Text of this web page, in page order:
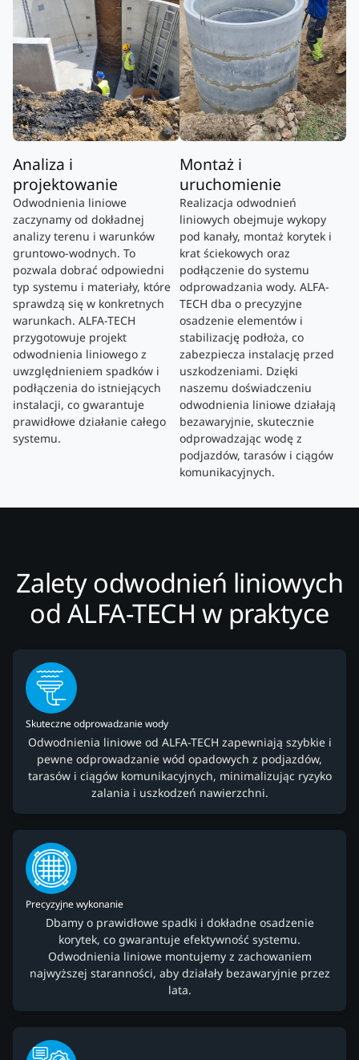
Analiza i
projektowanie
Odwodnienia liniowe
zaczynamy od dokładnej
analizy terenu i warunków
gruntowo-wodnych. To
pozwala dobrać odpowiedni
typ systemu i materiały, które
sprawdzą się w konkretnych
warunkach. ALFA-TECH
przygotowuje projekt
odwodnienia liniowego z
uwzględnieniem spadków i
podłączenia do istniejących
instalacji, co gwarantuje
prawidłowe działanie całego
systemu.
Montaż i
uruchomienie
Realizacja odwodnień
liniowych obejmuje wykopy
pod kanały, montaż korytek i
krat ściekowych oraz
podłączenie do systemu
odprowadzania wody. ALFA-
TECH dba o precyzyjne
osadzenie elementów i
stabilizację podłoża, co
zabezpiecza instalację przed
uszkodzeniami. Dzięki
naszemu doświadczeniu
odwodnienia liniowe działają
bezawaryjnie, skutecznie
odprowadzając wodę z
podjazdów, tarasów i ciągów
komunikacyjnych.
Zalety odwodnień liniowych
od ALFA-TECH w praktyce
Skuteczne odprowadzanie wody
Odwodnienia liniowe od ALFA-TECH zapewniają szybkie i
pewne odprowadzanie wód opadowych z podjazdów,
tarasów i ciągów komunikacyjnych, minimalizując ryzyko
zalania i uszkodzeń nawierzchni.
Precyzyjne wykonanie
Dbamy o prawidłowe spadki i dokładne osadzenie
korytek, co gwarantuje efektywność systemu.
Odwodnienia liniowe montujemy z zachowaniem
najwyższej staranności, aby działały bezawaryjnie przez
lata.